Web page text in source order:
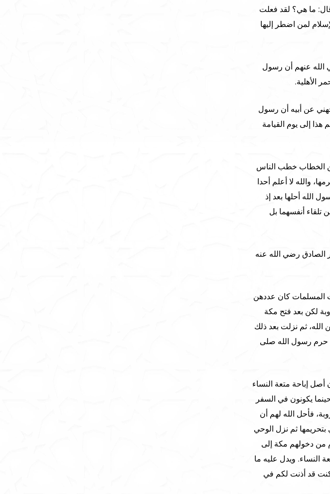
قال: ما هي؟ لقد فعلت
لمن اضطر إليها
عنهم أن رسول
الأهلية.
عن أبيه أن رسول
هذا إلى يوم القيامة
الخطاب خطب الناس
والله لا أعلم أحدا
الله أحلها بعد إذ
تلقاء أنفسهما بل
الصادق رضي الله عنه
المسلمات كان عددهن
لكن بعد فتح مكة
ثم نزلت بعد ذلك
حرم رسول الله صلى
إباحة متعة النساء
يكونون في السفر
فأحل الله لهم أن
ثم نزل الوحي
من دخولهم مكة إلى
النساء. ويدل عليه ما
قد أذنت لكم في